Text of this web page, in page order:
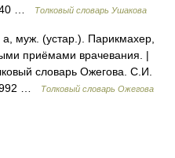
…
Толковый словарь Ушакова
(устар.). Парикмахер,
приёмами врачевания. |
словарь Ожегова. С.И.
…
Толковый словарь Ожегова